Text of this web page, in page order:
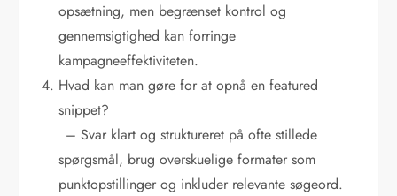
opsætning, men begrænset kontrol og
gennemsigtighed kan forringe
kampagneeffektiviteten.
Hvad kan man gøre for at opnå en featured
snippet?
– Svar klart og struktureret på ofte stillede
spørgsmål, brug overskuelige formater som
punktopstillinger og inkluder relevante søgeord.